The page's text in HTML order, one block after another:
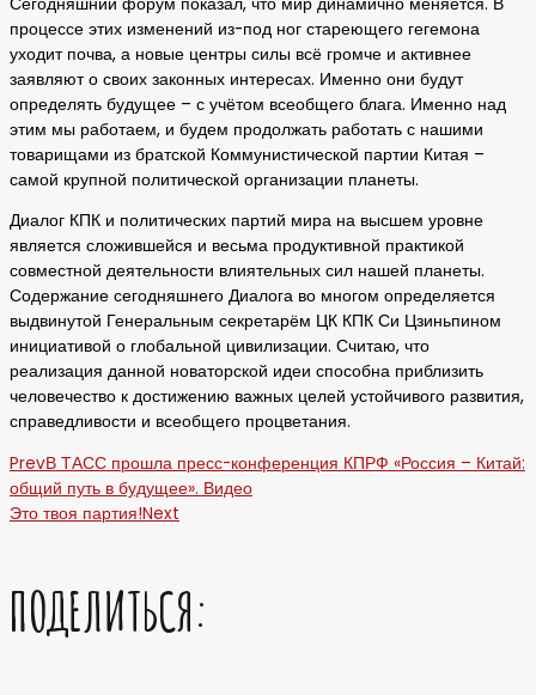
процессе этих изменений из-под ног стареющего гегемона
уходит почва, а новые центры силы всё громче и активнее
заявляют о своих законных интересах. Именно они будут
определять будущее – с учётом всеобщего блага. Именно над
этим мы работаем, и будем продолжать работать с нашими
товарищами из братской Коммунистической партии Китая –
самой крупной политической организации планеты.
Диалог КПК и политических партий мира на высшем уровне
является сложившейся и весьма продуктивной практикой
совместной деятельности влиятельных сил нашей планеты.
Содержание сегодняшнего Диалога во многом определяется
выдвинутой Генеральным секретарём ЦК КПК Си Цзиньпином
инициативой о глобальной цивилизации. Считаю, что
реализация данной новаторской идеи способна приблизить
человечество к достижению важных целей устойчивого развития,
справедливости и всеобщего процветания.
PrevВ ТАСС прошла пресс-конференция КПРФ «Россия – Китай:
общий путь в будущее». Видео
Это твоя партия!Next
ПОДЕЛИТЬСЯ: